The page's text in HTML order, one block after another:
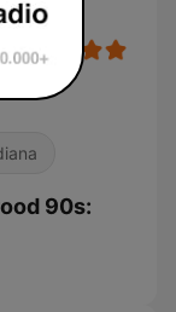
90s: